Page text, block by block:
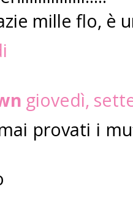
mille flo, è
giovedì,
provati i